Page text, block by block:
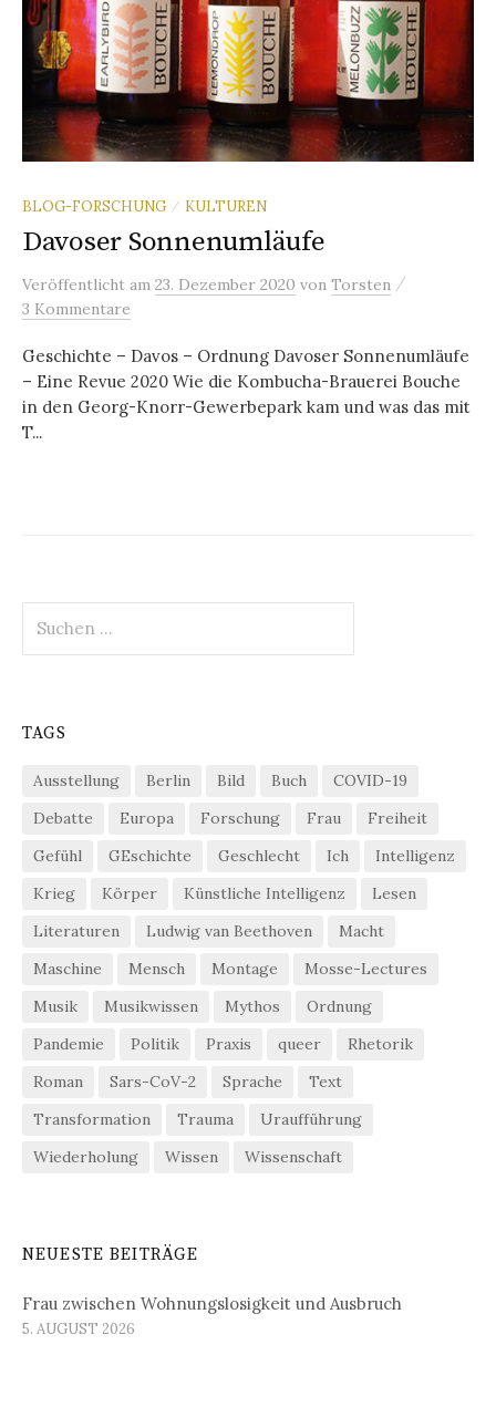
BLOG-FORSCHUNG / KULTUREN
Davoser Sonnenumläufe
Veröffentlicht am 23. Dezember 2020 von Torsten /
3 Kommentare
Geschichte – Davos – Ordnung Davoser Sonnenumläufe
– Eine Revue 2020 Wie die Kombucha-Brauerei Bouche
in den Georg-Knorr-Gewerbepark kam und was das mit
T...
nach:
TAGS
Ausstellung Berlin Bild Buch
COVID-19
Debatte
Europa Forschung Frau
Freiheit
Gefühl
GEschichte Geschlecht Ich
Intelligenz
Krieg
Körper Künstliche Intelligenz
Lesen
Literaturen
Ludwig van Beethoven
Macht
Maschine
Mensch Montage
Mosse-Lectures
Musik
Musikwissen Mythos
Ordnung
Pandemie
Politik Praxis queer
Rhetorik
Roman
Sars-CoV-2 Sprache
Text
Transformation
Trauma
Uraufführung
Wiederholung
Wissen Wissenschaft
NEUESTE BEITRÄGE
Frau zwischen Wohnungslosigkeit und Ausbruch
5. AUGUST 2026